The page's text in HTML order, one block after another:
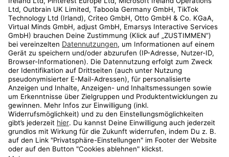
Privatsphäre-EinstellungenAGBDatenschutzCompliance
GeschenkgutscheinbedingungenImpressumHelp Center